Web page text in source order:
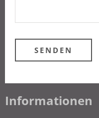
Informationen